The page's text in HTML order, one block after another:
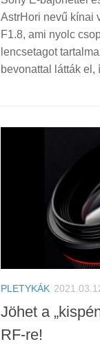
AstrHori nevű kínai
F1.8, ami nyolc
lencsetagot
bevonattal látták el,
PLETYKÁK
Jöhet a
RF-re!